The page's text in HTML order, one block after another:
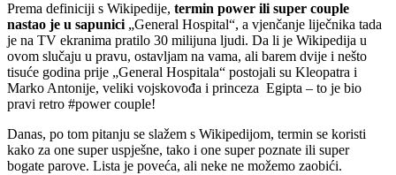
Prema definiciji s Wikipedije, termin power ili super couple
nastao je u sapunici„General Hospital“, a vjenčanje liječnika tada
je na TV ekranima pratilo 30 milijuna ljudi. Da li je Wikipedija u
ovom slučaju u pravu, ostavljam na vama, ali barem dvije i nešto
tisuće godina prije „General Hospitala“ postojali su Kleopatra i
Marko Antonije, veliki vojskovođa i princeza Egipta – to je bio
pravi retro #power couple!
Danas, po tom pitanju se slažem s Wikipedijom, termin se koristi
kako za one super uspješne, tako i one super poznate ili super
bogate parove. Lista je poveća, ali neke ne možemo zaobići.